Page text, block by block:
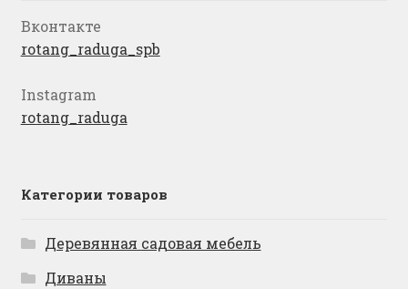
Вконтакте
rotang_raduga_spb
Instagram
rotang_raduga
Категории товаров
Деревянная садовая мебель
Диваны